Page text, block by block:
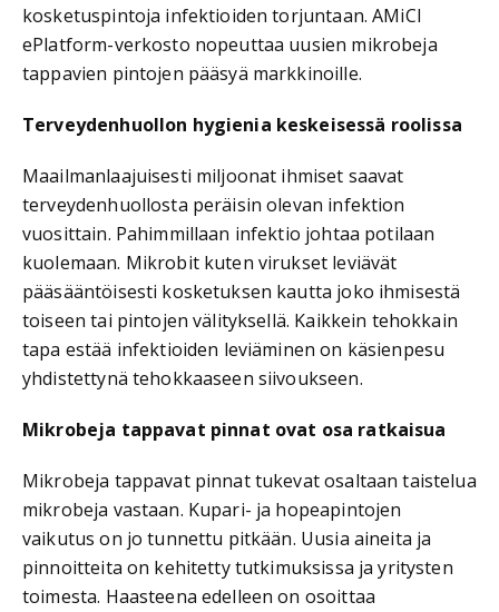
kosketuspintoja infektioiden torjuntaan. AMiCI
ePlatform-verkosto nopeuttaa uusien mikrobeja
tappavien pintojen pääsyä markkinoille.
Terveydenhuollon hygienia keskeisessä roolissa
Maailmanlaajuisesti miljoonat ihmiset saavat
terveydenhuollosta peräisin olevan infektion
vuosittain. Pahimmillaan infektio johtaa potilaan
kuolemaan. Mikrobit kuten virukset leviävät
pääsääntöisesti kosketuksen kautta joko ihmisestä
toiseen tai pintojen välityksellä. Kaikkein tehokkain
tapa estää infektioiden leviäminen on käsienpesu
yhdistettynä tehokkaaseen siivoukseen.
Mikrobeja tappavat pinnat ovat osa ratkaisua
Mikrobeja tappavat pinnat tukevat osaltaan taistelua
mikrobeja vastaan. Kupari- ja hopeapintojen
vaikutus on jo tunnettu pitkään. Uusia aineita ja
pinnoitteita on kehitetty tutkimuksissa ja yritysten
toimesta. Haasteena edelleen on osoittaa